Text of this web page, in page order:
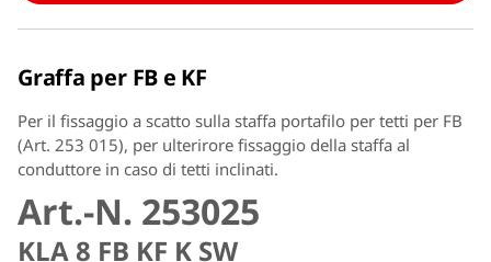
Graffa per FB e KF
Per il fissaggio a scatto sulla staffa portafilo per tetti per FB
(Art. 253 015), per ulterirore fissaggio della staffa al
conduttore in caso di tetti inclinati.
Art.-N. 253025
KLA 8 FB KF K SW